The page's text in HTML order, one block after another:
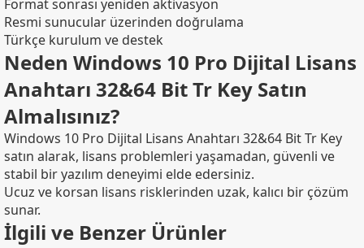
Format sonrası yeniden aktivasyon
Resmi sunucular üzerinden doğrulama
Türkçe kurulum ve destek
Neden Windows 10 Pro Dijital Lisans
Anahtarı 32&64 Bit Tr Key Satın
Almalısınız?
Windows 10 Pro Dijital Lisans Anahtarı 32&64 Bit Tr Key
satın alarak, lisans problemleri yaşamadan, güvenli ve
stabil bir yazılım deneyimi elde edersiniz.
Ucuz ve korsan lisans risklerinden uzak, kalıcı bir çözüm
sunar.
İlgili ve Benzer Ürünler